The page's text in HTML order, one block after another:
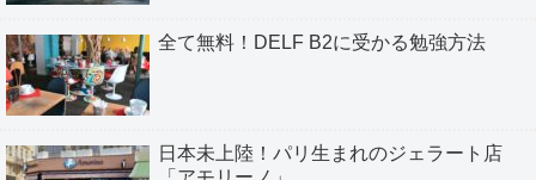
全て無料！DELF B2に受かる勉強方法
日本未上陸！パリ生まれのジェラート店